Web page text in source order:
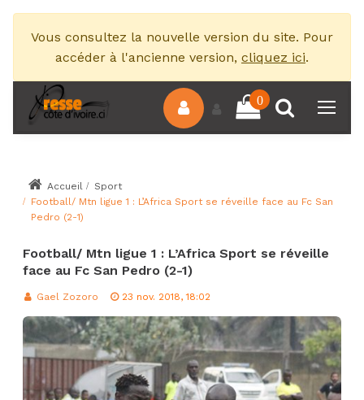
Vous consultez la nouvelle version du site. Pour
accéder à l'ancienne version, cliquez ici.
0
Accueil
Sport
Football/ Mtn ligue 1 : L’Africa Sport se réveille face au Fc San
Pedro (2-1)
Football/ Mtn ligue 1 : L’Africa Sport se réveille
face au Fc San Pedro (2-1)
Gael Zozoro 23 nov. 2018, 18:02